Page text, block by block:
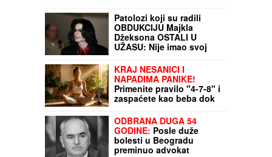
Patolozi koji su radili
OBDUKCIJU Majkla
Džeksona OSTALI U
UŽASU: Nije imao svoj
raspadalo, a evo šta su
mu pronašli u želucu
KRAJ NESANICI I
NAPADIMA PANIKE!
Primenite pravilo "4-7-8" i
zaspaćete kao beba dok
MOMENTALNO GASI
ODBRANA DUGA 54
GODINE: Posle duže
bolesti u Beogradu
preminuo advokat